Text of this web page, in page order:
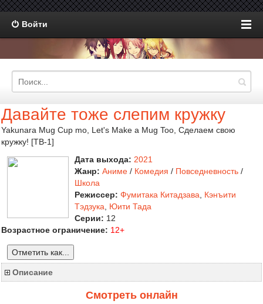
Войти
Давайте тоже слепим кружку
Yakunara Mug Cup mo, Let's Make a Mug Too, Сделаем свою
кружку! [ТВ-1]
Дата выхода: 2021
Жанр: Аниме / Комедия / Повседневность /
Школа
Режиссер: Фумитака Китадзава
Кэнъити
Тэдзука
Юити Тада
Серии: 12
Возрастное ограничение: 12+
Отметить как...
Описание
Смотреть онлайн